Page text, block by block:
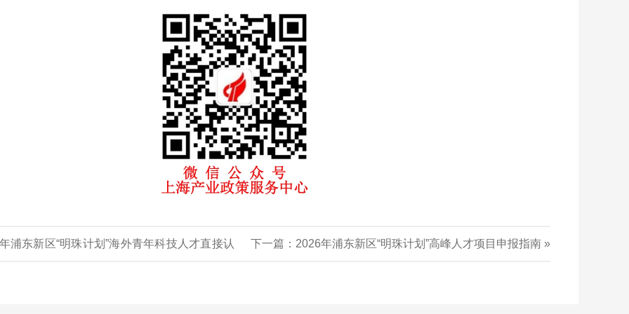
浦东新区“明珠计划”海外青年科技人才直接认 下一篇： 2026年浦东新区“明珠计划”高峰人才项目申报指南 »